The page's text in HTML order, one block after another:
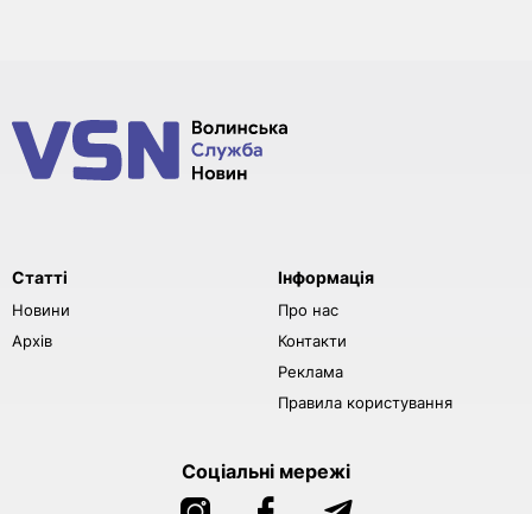
Статті
Новини
Архів
Інформація
Про нас
Контакти
Реклама
Правила користування
Соціальні мережі